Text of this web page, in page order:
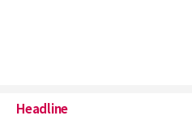
Headline